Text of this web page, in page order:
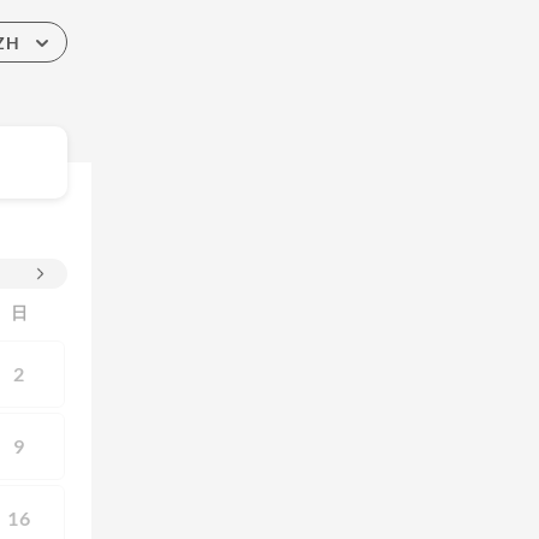
日
2
9
16